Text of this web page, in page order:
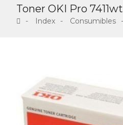
Toner OKI Pro 7411wt
Index Consumibles